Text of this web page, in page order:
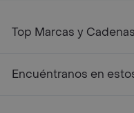
Top Marcas y
Encuéntranos en